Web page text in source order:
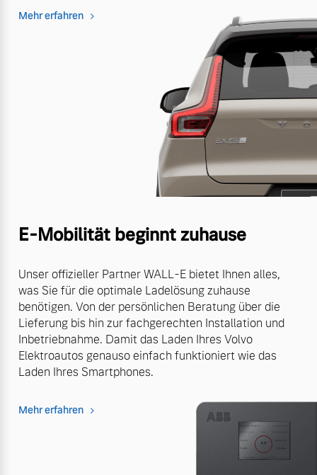
Mehr erfahren
E-Mobilität beginnt zuhause
Unser offizieller Partner WALL-E bietet Ihnen alles,
was Sie für die optimale Ladelösung zuhause
benötigen. Von der persönlichen Beratung über die
Lieferung bis hin zur fachgerechten Installation und
Inbetriebnahme. Damit das Laden Ihres Volvo
Elektroautos genauso einfach funktioniert wie das
Laden Ihres Smartphones.
Mehr erfahren